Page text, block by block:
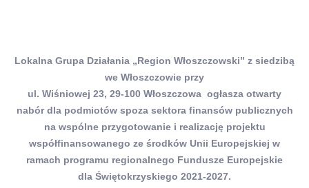
Lokalna Grupa Działania „Region Włoszczowski” z siedzibą
we Włoszczowie przy
ul. Wiśniowej 23, 29-100 Włoszczowa ogłasza otwarty
nabór dla podmiotów spoza sektora finansów publicznych
na wspólne przygotowanie i realizację projektu
współfinansowanego ze środków Unii Europejskiej w
ramach programu regionalnego Fundusze Europejskie
dla Świętokrzyskiego 2021-2027.